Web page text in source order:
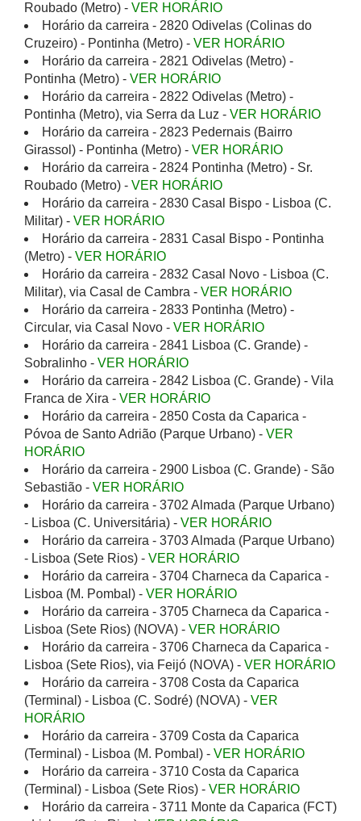
Roubado (Metro) - VER HORÁRIO
Horário da carreira - 2820 Odivelas (Colinas do
Cruzeiro) - Pontinha (Metro) - VER HORÁRIO
Horário da carreira - 2821 Odivelas (Metro) -
Pontinha (Metro) - VER HORÁRIO
Horário da carreira - 2822 Odivelas (Metro) -
Pontinha (Metro), via Serra da Luz - VER HORÁRIO
Horário da carreira - 2823 Pedernais (Bairro
Girassol) - Pontinha (Metro) - VER HORÁRIO
Horário da carreira - 2824 Pontinha (Metro) - Sr.
Roubado (Metro) - VER HORÁRIO
Horário da carreira - 2830 Casal Bispo - Lisboa (C.
Militar) - VER HORÁRIO
Horário da carreira - 2831 Casal Bispo - Pontinha
(Metro) - VER HORÁRIO
Horário da carreira - 2832 Casal Novo - Lisboa (C.
Militar), via Casal de Cambra - VER HORÁRIO
Horário da carreira - 2833 Pontinha (Metro) -
Circular, via Casal Novo - VER HORÁRIO
Horário da carreira - 2841 Lisboa (C. Grande) -
Sobralinho - VER HORÁRIO
Horário da carreira - 2842 Lisboa (C. Grande) - Vila
Franca de Xira - VER HORÁRIO
Horário da carreira - 2850 Costa da Caparica -
Póvoa de Santo Adrião (Parque Urbano) - VER
HORÁRIO
Horário da carreira - 2900 Lisboa (C. Grande) - São
Sebastião - VER HORÁRIO
Horário da carreira - 3702 Almada (Parque Urbano)
- Lisboa (C. Universitária) - VER HORÁRIO
Horário da carreira - 3703 Almada (Parque Urbano)
- Lisboa (Sete Rios) - VER HORÁRIO
Horário da carreira - 3704 Charneca da Caparica -
Lisboa (M. Pombal) - VER HORÁRIO
Horário da carreira - 3705 Charneca da Caparica -
Lisboa (Sete Rios) (NOVA) - VER HORÁRIO
Horário da carreira - 3706 Charneca da Caparica -
Lisboa (Sete Rios), via Feijó (NOVA) - VER HORÁRIO
Horário da carreira - 3708 Costa da Caparica
(Terminal) - Lisboa (C. Sodré) (NOVA) - VER
HORÁRIO
Horário da carreira - 3709 Costa da Caparica
(Terminal) - Lisboa (M. Pombal) - VER HORÁRIO
Horário da carreira - 3710 Costa da Caparica
(Terminal) - Lisboa (Sete Rios) - VER HORÁRIO
Horário da carreira - 3711 Monte da Caparica (FCT)